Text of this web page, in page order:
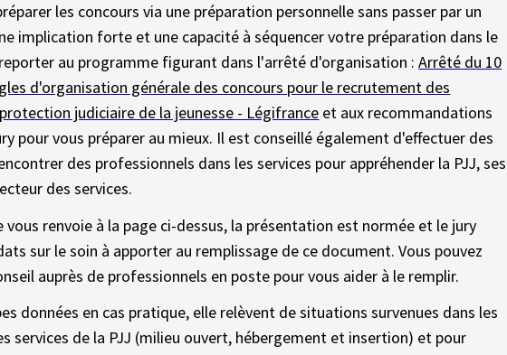
les concours via une préparation personnelle sans passer par un
implication forte et une capacité à séquencer votre préparation dans le
au programme figurant dans l'arrêté d'organisation :Arrêté du 10
d'organisation générale des concours pour le recrutement des
judiciaire de la jeunesse - Légifrance et aux recommandations
pour vous préparer au mieux. Il est conseillé également d'effectuer des
des professionnels dans les services pour appréhender la PJJ, ses
des services.
vous renvoie à la page ci-dessus, la présentation est normée et le jury
sur le soin à apporter au remplissage de ce document. Vous pouvez
auprès de professionnels en poste pour vous aider à le remplir.
données en cas pratique, elle relèvent de situations survenues dans les
services de la PJJ (milieu ouvert, hébergement et insertion) et pour